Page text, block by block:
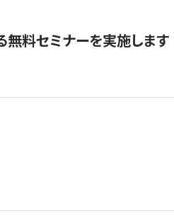
無料セミナーを実施します